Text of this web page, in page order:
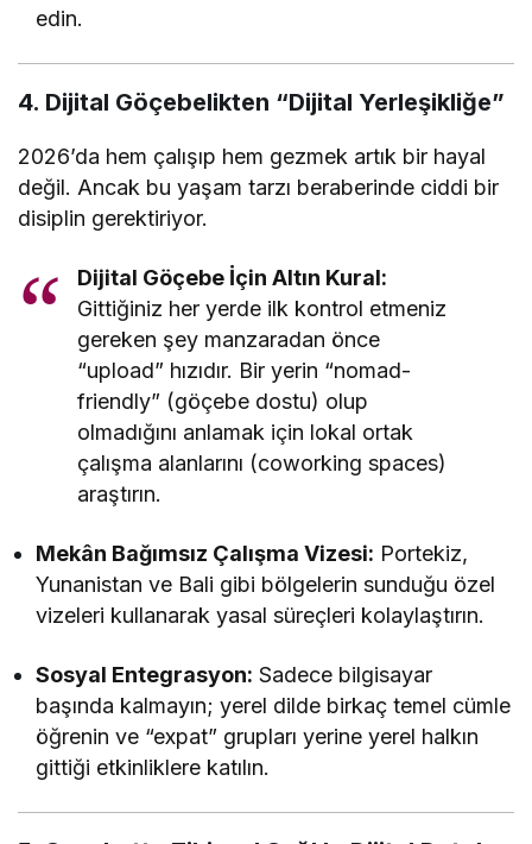
edin.
4. Dijital Göçebelikten “Dijital Yerleşikliğe”
2026’da hem çalışıp hem gezmek artık bir hayal
değil. Ancak bu yaşam tarzı beraberinde ciddi bir
disiplin gerektiriyor.
Dijital Göçebe İçin Altın Kural:
Gittiğiniz her yerde ilk kontrol etmeniz
gereken şey manzaradan önce
“upload” hızıdır. Bir yerin “nomad-
friendly” (göçebe dostu) olup
olmadığını anlamak için lokal ortak
çalışma alanlarını (coworking spaces)
araştırın.
Mekân Bağımsız Çalışma Vizesi: Portekiz,
Yunanistan ve Bali gibi bölgelerin sunduğu özel
vizeleri kullanarak yasal süreçleri kolaylaştırın.
Sosyal Entegrasyon: Sadece bilgisayar
başında kalmayın; yerel dilde birkaç temel cümle
öğrenin ve “expat” grupları yerine yerel halkın
gittiği etkinliklere katılın.